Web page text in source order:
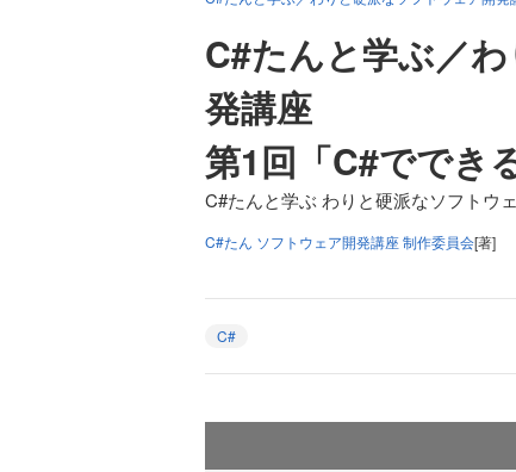
C#たんと学ぶ／
発講座
第1回「C#ででき
C#たんと学ぶ わりと硬派なソフトウ
C#たん ソフトウェア開発講座 制作委員会[著]
C#